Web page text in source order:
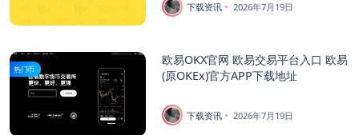
下载资讯 2026年7月19日
热门币
欧易OKX官网 欧易交易平台入口 欧易
(原OKEx)官方APP下载地址
下载资讯 2026年7月19日